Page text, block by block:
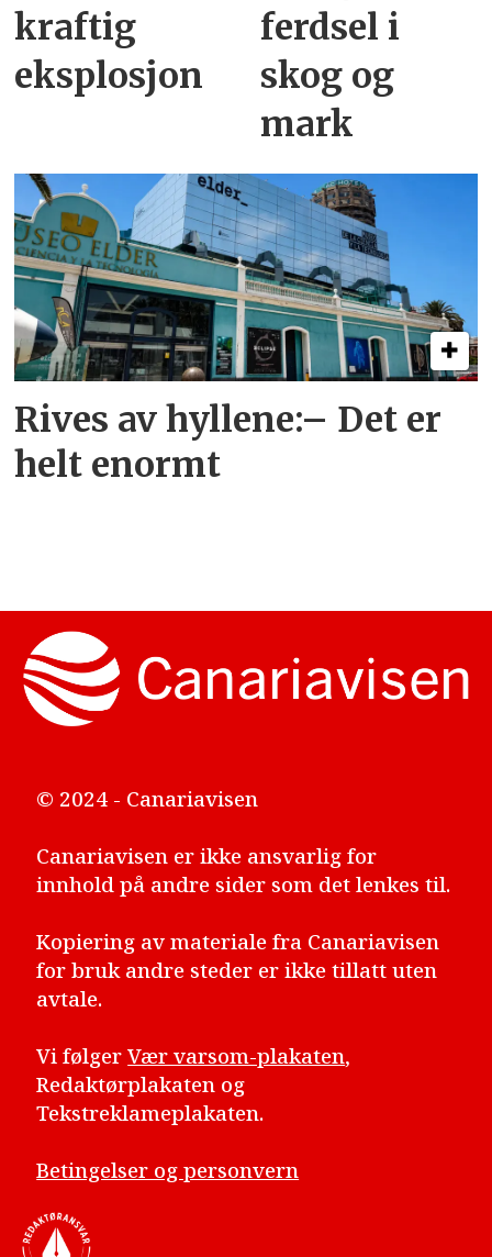
kraftig
eksplosjon
ferdsel i
skog og
mark
Rives av hyllene:– Det er
helt enormt
© 2024 - Canariavisen
Canariavisen er ikke ansvarlig for
innhold på andre sider som det lenkes til.
Kopiering av materiale fra Canariavisen
for bruk andre steder er ikke tillatt uten
avtale.
Vi følgerVær varsom-plakaten,
Redaktørplakaten og
Tekstreklameplakaten.
Betingelser og personvern